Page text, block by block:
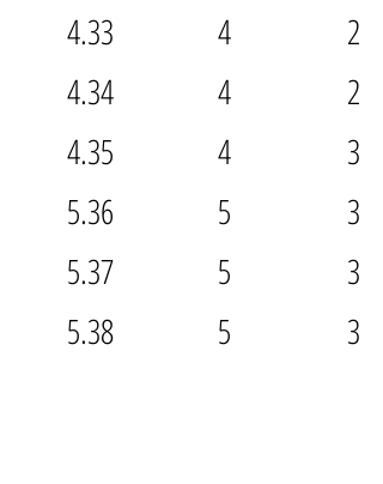
4.33
4
2.5
4.34
4
2.5
4.35
4
3.5
5.36
5
3.5
5.37
5
3.5
5.38
5
3.5